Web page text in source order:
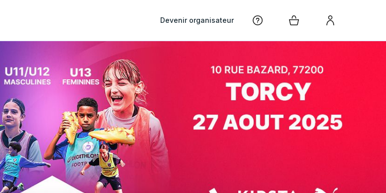
Devenir organisateur